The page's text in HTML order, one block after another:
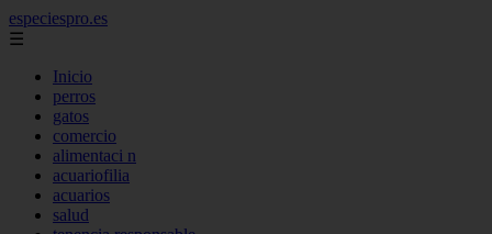
especiespro.es
☰
Inicio
perros
gatos
comercio
alimentaci n
acuariofilia
acuarios
salud